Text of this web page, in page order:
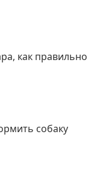
как правильно
собаку